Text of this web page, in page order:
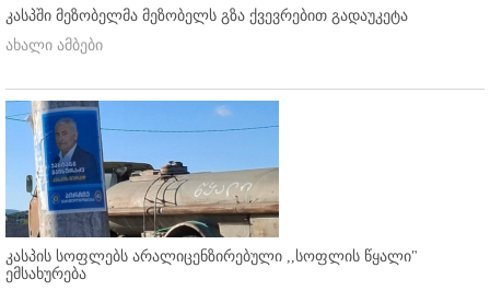
კასპში მეზობელმა მეზობელს გზა ქვევრებით გადაუკეტა
ახალი ამბები
კასპის სოფლებს არალიცენზირებული ,,სოფლის წყალი"
ემსახურება